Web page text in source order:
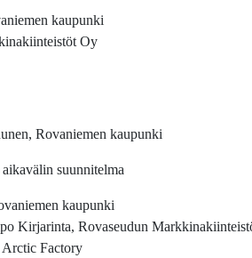
kaupunki
Oy
Rovaniemen kaupunki
suunnitelma
kaupunki
Kirjarinta, Rovaseudun
Arctic Factory